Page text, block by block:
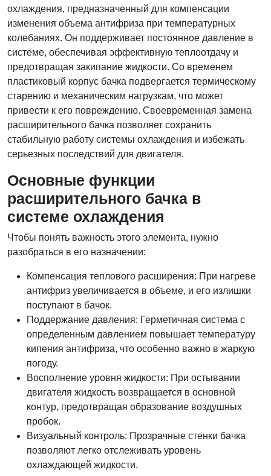
охлаждения, предназначенный для компенсации
изменения объема антифриза при температурных
колебаниях. Он поддерживает постоянное давление в
системе, обеспечивая эффективную теплоотдачу и
предотвращая закипание жидкости. Со временем
пластиковый корпус бачка подвергается термическому
старению и механическим нагрузкам, что может
привести к его повреждению. Своевременная замена
расширительного бачка позволяет сохранить
стабильную работу системы охлаждения и избежать
серьезных последствий для двигателя.
Основные функции
расширительного бачка в
системе охлаждения
Чтобы понять важность этого элемента, нужно
разобраться в его назначении:
Компенсация теплового расширения: При нагреве
антифриз увеличивается в объеме, и его излишки
поступают в бачок.
Поддержание давления: Герметичная система с
определенным давлением повышает температуру
кипения антифриза, что особенно важно в жаркую
погоду.
Восполнение уровня жидкости: При остывании
двигателя жидкость возвращается в основной
контур, предотвращая образование воздушных
пробок.
Визуальный контроль: Прозрачные стенки бачка
позволяют легко отслеживать уровень
охлаждающей жидкости.